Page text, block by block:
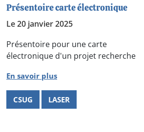
Présentoire carte électronique
Le 20 janvier 2025
Présentoire pour une carte
électronique d'un projet recherche
En savoir plus
CSUG LASER